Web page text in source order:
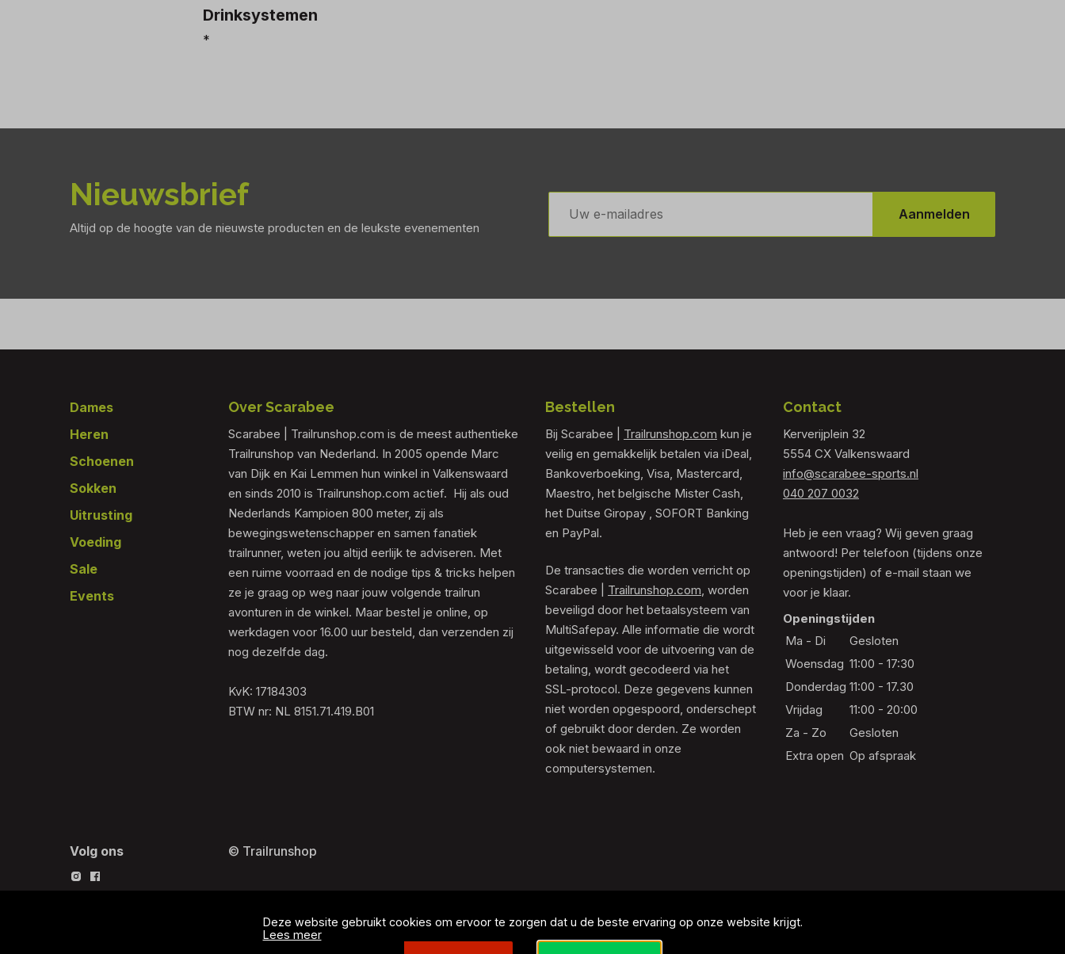
Drinksystemen
*
Nieuwsbrief
Altijd op de hoogte van de nieuwste producten en de leukste evenementen
E-
mailadres
Aanmelden
Footer
Dames
Heren
Schoenen
Sokken
Uitrusting
Voeding
Sale
Events
Over Scarabee
Scarabee | Trailrunshop.com is de meest authentieke
Trailrunshop van Nederland. In 2005 opende Marc
van Dijk en Kai Lemmen hun winkel in Valkenswaard
en sinds 2010 is Trailrunshop.com actief. Hij als oud
Nederlands Kampioen 800 meter, zij als
bewegingswetenschapper en samen fanatiek
trailrunner, weten jou altijd eerlijk te adviseren. Met
een ruime voorraad en de nodige tips & tricks helpen
ze je graag op weg naar jouw volgende trailrun
avonturen in de winkel. Maar bestel je online, op
werkdagen voor 16.00 uur besteld, dan verzenden zij
nog dezelfde dag.
KvK: 17184303
BTW nr: NL 8151.71.419.B01
Bestellen
Bij Scarabee | Trailrunshop.com kun je
veilig en gemakkelijk betalen via iDeal,
Bankoverboeking, Visa, Mastercard,
Maestro, het belgische Mister Cash,
het Duitse Giropay , SOFORT Banking
en PayPal.
De transacties die worden verricht op
Scarabee | Trailrunshop.com, worden
beveiligd door het betaalsysteem van
MultiSafepay. Alle informatie die wordt
uitgewisseld voor de uitvoering van de
betaling, wordt gecodeerd via het
SSL-protocol. Deze gegevens kunnen
niet worden opgespoord, onderschept
of gebruikt door derden. Ze worden
ook niet bewaard in onze
computersystemen.
Contact
Kerverijplein 32
5554 CX Valkenswaard
info@scarabee-sports.nl
040 207 0032
Heb je een vraag? Wij geven graag
antwoord! Per telefoon (tijdens onze
openingstijden) of e-mail staan we
voor je klaar.
Openingstijden
Ma - Di
Gesloten
Woensdag 11:00 - 17:30
Donderdag 11:00 - 17.30
Vrijdag
11:00 - 20:00
Za - Zo
Gesloten
Extra open Op afspraak
Volg ons © Trailrunshop
Deze website gebruikt cookies om ervoor te zorgen dat u de beste ervaring op onze website krijgt.
Lees meer